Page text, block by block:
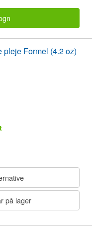
Formel (4.2 oz)
på lager